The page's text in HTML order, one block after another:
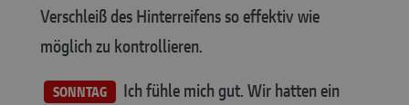
Verschleiß des Hinterreifens so effektiv wie
möglich zu kontrollieren.
SONNTAG Ich fühle mich gut. Wir hatten ein